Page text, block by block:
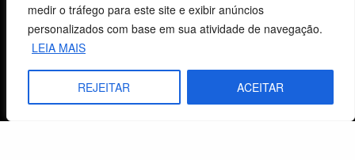
medir o tráfego para este site e exibir anúncios
personalizados com base em sua atividade de navegação.
LEIA MAIS
REJEITAR ACEITAR
CNPJ: 29.832.607/0001-10
São Leopoldo, RS, Brasil
Fale Conosco